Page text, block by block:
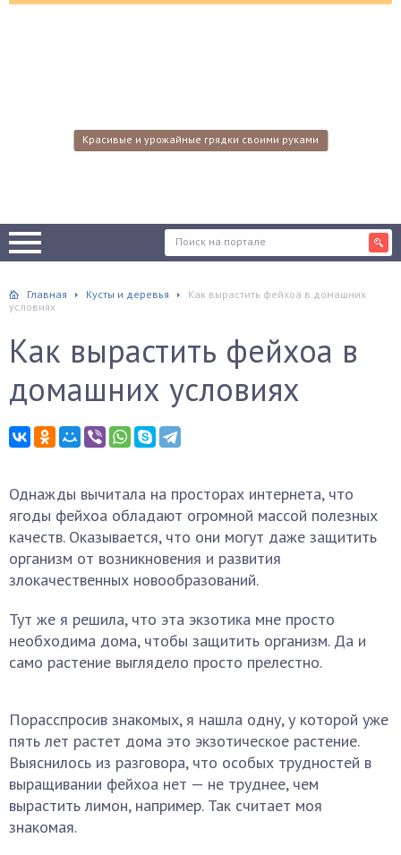
Красивые и урожайные грядки своими руками
Главная Кусты и деревья
Как вырастить фейхоа в домашних
условиях
Как вырастить фейхоа в
домашних условиях
Однажды вычитала на просторах интернета, что
ягоды фейхоа обладают огромной массой полезных
качеств. Оказывается, что они могут даже защитить
организм от возникновения и развития
злокачественных новообразований.
Тут же я решила, что эта экзотика мне просто
необходима дома, чтобы защитить организм. Да и
само растение выглядело просто прелестно.
Порасспросив знакомых, я нашла одну, у которой уже
пять лет растет дома это экзотическое растение.
Выяснилось из разговора, что особых трудностей в
выращивании фейхоа нет — не труднее, чем
вырастить лимон, например. Так считает моя
знакомая.